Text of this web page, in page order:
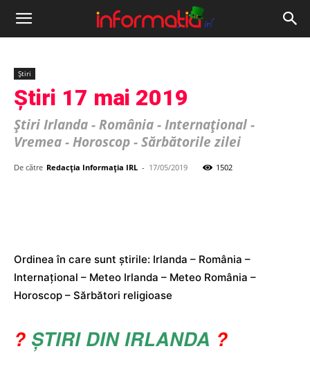
Informația
Știri
Știri 17 mai 2019
Știri Irlanda - România - Internațional -
Vremea - Horoscop - Sărbătorile zilei
De către Redacția Informația IRL - 17/05/2019 1502
Ordinea în care sunt știrile: Irlanda – România –
Internațional – Meteo Irlanda – Meteo România –
Horoscop – Sărbători religioase
? ȘTIRI DIN IRLANDA ?